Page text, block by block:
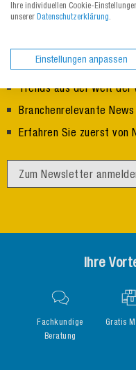
Der MEDEWO
Trends aus der Welt der
Branchenrelevante
Erfahren Sie zuerst von
Zum Newsletter
Ihre
Fachkundige
Beratung
Gratis
Ihre individuellen Cookie-
unserer Datenschutzerklärung.
Einstellungen anpassen